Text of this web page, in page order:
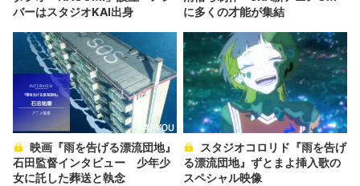
バーはスタジオKAI出身
に多くの才能が集結
石田監督インタビュー 少年少
女に託した葬送と執念
る漂流団地』ずとまよ挿入歌の
スペシャル映像